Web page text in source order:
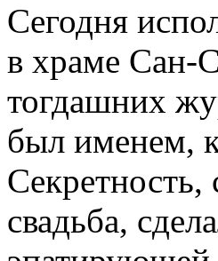
Сегодня
в храме Сан-
тогдашних
был именем,
Секретность,
свадьба,